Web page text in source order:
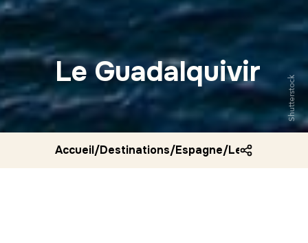
Le Guadalquivir
Shutterstock
Accueil/Destinations/Espagne/Le